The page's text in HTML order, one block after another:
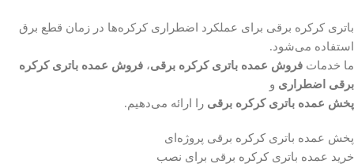
باتری کرکره برقی برای عملکرد اضطراری کرکره‌ها در زمان قطع برق
استفاده می‌شود.
ما خدمات فروش عمده باتری کرکره برقی، فروش عمده باتری کرکره
برقی اضطراری و
پخش عمده باتری کرکره برقی را ارائه می‌دهیم.
پخش عمده باتری کرکره برقی پروژه‌ای
خرید عمده باتری کرکره برقی برای نصب